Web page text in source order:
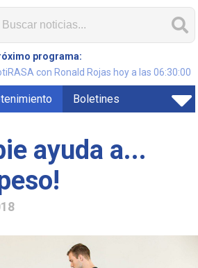
programa:
con Ronald Rojas hoy a las 06:30:00
Boletines
ayuda a...